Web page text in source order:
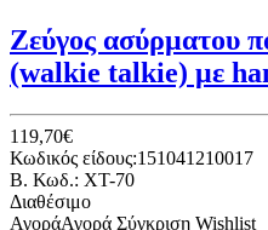
Ζεύγος ασύρματου
(walkie talkie) με
119,70€
Κωδικός είδους:151041210017
B. Κωδ.: XT-70
Διαθέσιμο
ΑγοράΑγορά Σύγκριση Wishlist